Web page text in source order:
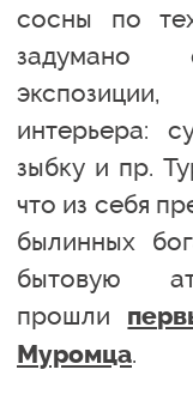
сосны по
задумано
интерьера:
зыбку и пр.
что из себя
былинных
бытовую
прошли
Муромца.